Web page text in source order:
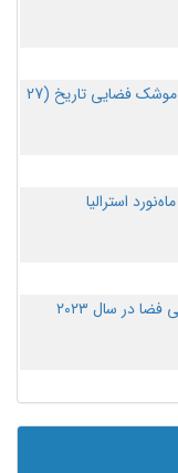
در دومین پرتاب آزمایشی بزرگترین موشک فضایی تاریخ (27
استرالیا
در سال ۲۰۲۳